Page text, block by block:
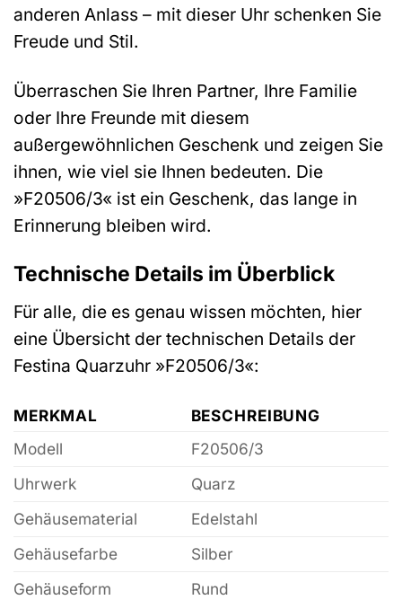
anderen Anlass – mit dieser Uhr schenken Sie
Freude und Stil.
Überraschen Sie Ihren Partner, Ihre Familie
oder Ihre Freunde mit diesem
außergewöhnlichen Geschenk und zeigen Sie
ihnen, wie viel sie Ihnen bedeuten. Die
»F20506/3« ist ein Geschenk, das lange in
Erinnerung bleiben wird.
Technische Details im Überblick
Für alle, die es genau wissen möchten, hier
eine Übersicht der technischen Details der
Festina Quarzuhr »F20506/3«:
MERKMAL
BESCHREIBUNG
Modell
F20506/3
Uhrwerk
Quarz
Gehäusematerial
Edelstahl
Gehäusefarbe
Silber
Gehäuseform
Rund